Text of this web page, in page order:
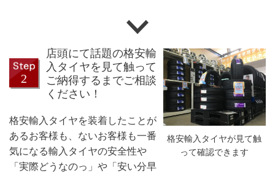
格安輸入タイヤが見て触
って確認できます
店頭にて話題の格安輸
入タイヤを見て触って
ご納得するまでご相談
ください！
格安輸入タイヤを装着したことが
あるお客様も、ないお客様も一番
気になる輸入タイヤの安全性や
「実際どうなのっ」や「安い分早